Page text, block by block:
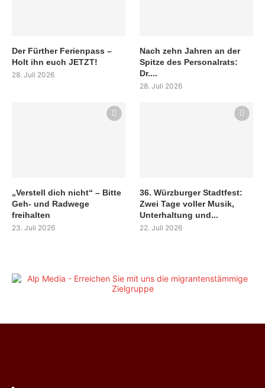
Der Fürther Ferienpass –
Holt ihn euch JETZT!
28. Juli 2026
Nach zehn Jahren an der
Spitze des Personalrats:
Dr....
28. Juli 2026
„Verstell dich nicht“ – Bitte
Geh- und Radwege
freihalten
23. Juli 2026
36. Würzburger Stadtfest:
Zwei Tage voller Musik,
Unterhaltung und...
22. Juli 2026